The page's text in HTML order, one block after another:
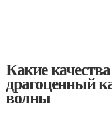
Какие
драгоценный
волны